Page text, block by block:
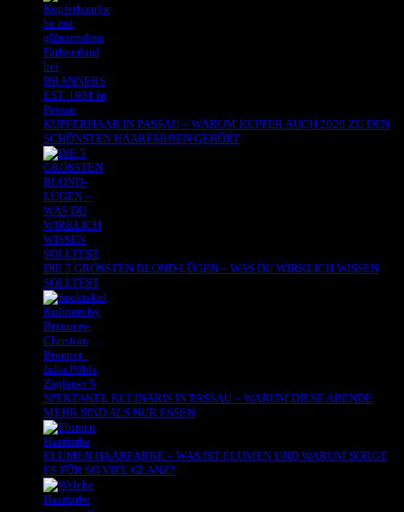
KUPFERHAAR IN PASSAU – WARUM KUPFER AUCH 2026 ZU DEN
SCHÖNSTEN HAARFARBEN GEHÖRT
DIE 5 GRÖSSTEN BLOND-LÜGEN – WAS DU WIRKLICH WISSEN
SOLLTEST
SPEKTAKEL KULINARIS IN PASSAU – WARUM DIESE ABENDE
MEHR SIND ALS NUR ESSEN
ELUMEN HAARFARBE – WAS IST ELUMEN UND WARUM SORGT
ES FÜR SO VIEL GLANZ?